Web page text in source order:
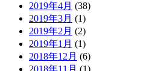
2019年4月 (38)
2019年3月 (1)
2019年2月 (2)
2019年1月 (1)
2018年12月 (6)
2018年11月 (1)